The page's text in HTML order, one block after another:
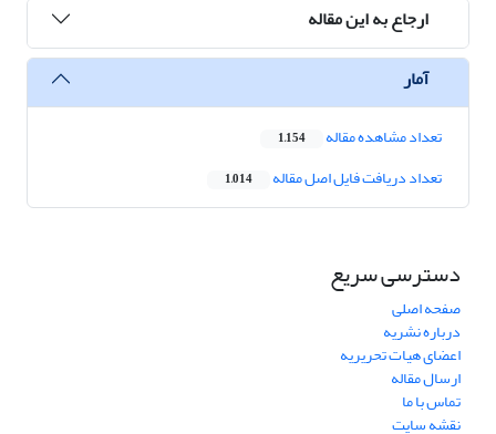
ارجاع به این مقاله
آمار
تعداد مشاهده مقاله 1,154
تعداد دریافت فایل اصل مقاله 1,014
دسترسی سریع
صفحه اصلی
درباره نشریه
اعضای هیات تحریریه
ارسال مقاله
تماس با ما
نقشه سایت